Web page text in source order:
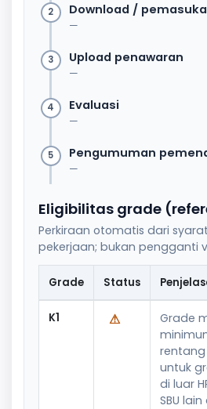
2 Download /
—
3 Upload penawaran
—
4 Evaluasi
—
5 Pengumuman
—
Eligibilitas grade
Perkiraan otomatis dari
pekerjaan; bukan pengganti
Grade Status
K1 ⚠
Grade
rentang
untuk
di luar
SBU